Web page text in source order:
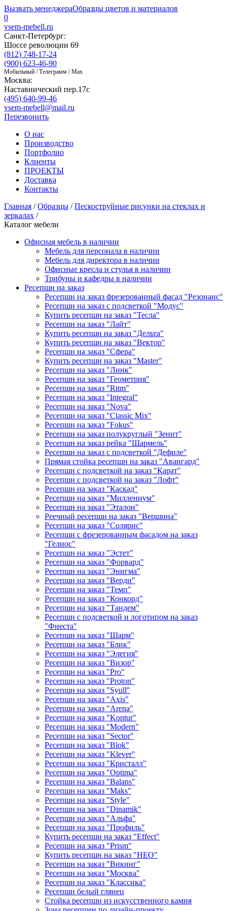
Вызвать менеджераОбразцы цветов и материалов
0
vsem-mebell.ru
Санкт-Петербург:
Шоссе революции 69
(812) 748-17-24
(900) 623-46-90
Мобильный / Телеграмм / Max
Москва:
Наставнический пер.17с
(495) 640-99-46
vsem-mebell@mail.ru
Перезвонить
О нас
Производство
Портфолио
Клиенты
ПРОЕКТЫ
Доставка
Контакты
Главная /Образцы /Пескоструйные рисунки на стеклах и
зеркалах /
Каталог мебели
Офисная мебель в наличии
Мебель для персонала в наличии
Мебель для директора в наличии
Офисные кресла и стулья в наличии
Трибуны и кафедры в наличии
Ресепшн на заказ
Ресепшн на заказ фрезерованный фасад "Резонанс"
Ресепшн на заказ с подсветкой "Модус"
Купить ресепшн на заказ "Тесла"
Ресепшн на заказ "Лайт"
Купить ресепшн на заказ "Дельта"
Купить ресепшн на заказ "Вектор"
Ресепшн на заказ "Сфера"
Купить ресепшн на заказ "Master"
Ресепшн на заказ "Линк"
Ресепшн на заказ "Геометрия"
Ресепшн на заказ "Ritm"
Ресепшн на заказ "Integral"
Ресепшн на заказ "Nova"
Ресепшн на заказ "Classic Mix"
Ресепшн на заказ "Fokus"
Ресепшн на заказ полукруглый "Зенит"
Ресепшн на заказ рейка "Шармель"
Ресепшн на заказ с подсветкой "Дефиле"
Прямая стойка ресепшн на заказ "Авангард"
Ресепшн с подсветкой на заказ "Карат"
Ресепшн с подсветкой на заказ "Лофт"
Ресепшн на заказ "Каскад"
Ресепшн на заказ "Миллениум"
Ресепшн на заказ "Эталон"
Реечный ресепшн на заказ "Вершина"
Ресепшн на заказ "Солярис"
Ресепшн с фрезерованным фасадом на заказ
"Гелиос"
Ресепшн на заказ "Эстет"
Ресепшн на заказ "Форвард"
Ресепшн на заказ "Энигма"
Ресепшн на заказ "Верди"
Ресепшн на заказ "Темп"
Ресепшн на заказ "Конкорд"
Ресепшн на заказ "Тандем"
Ресепшн с подсветкой и логотипом на заказ
"Фиеста"
Ресепшн на заказ "Шарм"
Ресепшн на заказ "Блик"
Ресепшн на заказ "Элегия"
Ресепшн на заказ "Визор"
Ресепшн на заказ "Pro"
Ресепшн на заказ "Proton"
Ресепшн на заказ "Syull"
Ресепшн на заказ "Axis"
Ресепшн на заказ "Arena"
Ресепшн на заказ "Kontur"
Ресепшн на заказ "Modern"
Ресепшн на заказ "Sector"
Ресепшн на заказ "Blok"
Ресепшн на заказ "Klever"
Ресепшн на заказ "Кристалл"
Ресепшн на заказ "Optima"
Ресепшн на заказ "Balans"
Ресепшн на заказ "Maks"
Ресепшн на заказ "Style"
Ресепшн на заказ "Dinamik"
Ресепшн на заказ "Альфа"
Ресепшн на заказ "Профиль"
Купить ресепшн на заказ "Effect"
Ресепшн на заказ "Prism"
Купить ресепшн на заказ "НЕО"
Ресепшн на заказ "Викинг"
Ресепшн на заказ "Москва"
Ресепшн на заказ "Классика"
Ресепшн белый глянец
Стойка ресепшн из искусственного камня